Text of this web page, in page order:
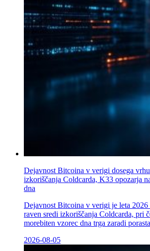
Dejavnost Bitcoina v verigi dosega
izkoriščanja Coldcarda, K33 opozarja
dna
Dejavnost Bitcoina v verigi je leta 2026
raven sredi izkoriščanja Coldcarda, pri
morebiten vzorec dna trga zaradi
2026-08-05